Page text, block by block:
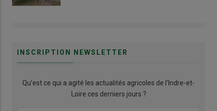
INSCRIPTION NEWSLETTER
Qu’est ce qui a agité les actualités agricoles de l'Indre-et-
Loire ces derniers jours ?